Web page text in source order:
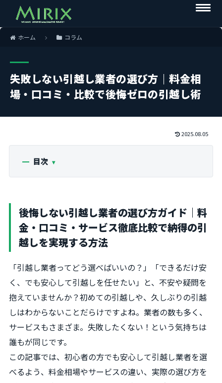
ホーム コラム
失敗しない引越し業者の選び方｜料金相
場・口コミ・比較で後悔ゼロの引越し術
2025.08.05
目次
後悔しない引越し業者の選び方ガイド｜料
金・口コミ・サービス徹底比較で納得の引
越しを実現する方法
「引越し業者ってどう選べばいいの？」「できるだけ安
く、でも安心して引越しを任せたい」と、不安や疑問を
抱えていませんか？初めての引越しや、久しぶりの引越
しはわからないことだらけですよね。業者の数も多く、
サービスもさまざま。失敗したくない！という気持ちは
誰もが同じです。
この記事では、初心者の方でも安心して引越し業者を選
べるよう、料金相場やサービスの違い、実際の選び方を